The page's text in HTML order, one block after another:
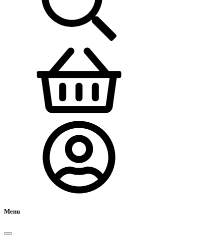
Menu